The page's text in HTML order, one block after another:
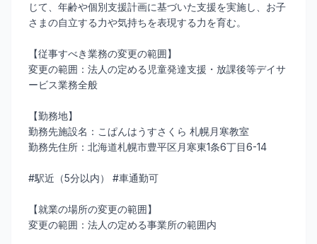
じて、年齢や個別支援計画に基づいた支援を実施し、お子
さまの自立する力や気持ちを表現する力を育む。
【従事すべき業務の変更の範囲】
変更の範囲：法人の定める児童発達支援・放課後等デイサ
ービス業務全般
【勤務地】
勤務先施設名：こぱんはうすさくら 札幌月寒教室
勤務先住所：北海道札幌市豊平区月寒東1条6丁目6-14
#駅近（5分以内） #車通勤可
【就業の場所の変更の範囲】
変更の範囲：法人の定める事業所の範囲内